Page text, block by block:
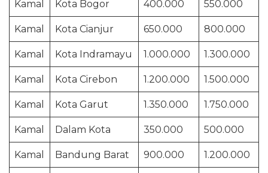
Kamal Kota Bogor 400.000 550.000
Kamal Kota Cianjur 650.000 800.000
Kamal Kota Indramayu 1.000.000 1.300.000
Kamal Kota Cirebon 1.200.000 1.500.000
Kamal Kota Garut 1.350.000 1.750.000
Kamal Dalam Kota 350.000 500.000
Kamal Bandung Barat 900.000 1.200.000